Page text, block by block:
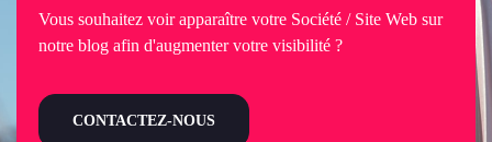
Vous souhaitez voir apparaître votre Société / Site Web sur
notre blog afin d'augmenter votre visibilité ?
CONTACTEZ-NOUS